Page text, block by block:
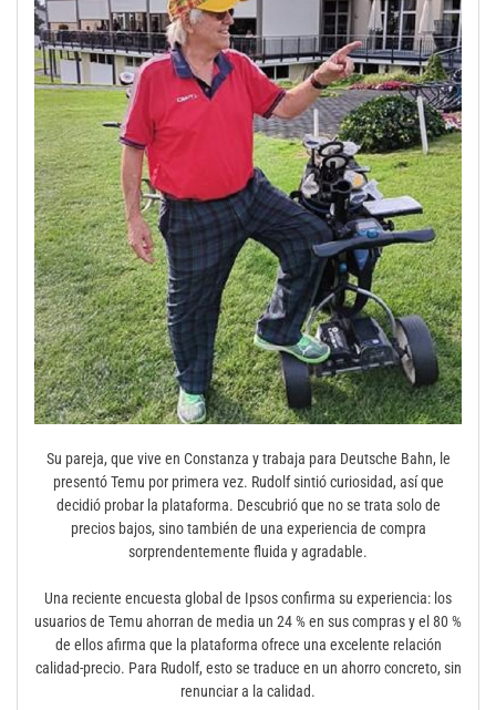
Su pareja, que vive en Constanza y trabaja para Deutsche Bahn, le
presentó Temu por primera vez. Rudolf sintió curiosidad, así que
decidió probar la plataforma. Descubrió que no se trata solo de
precios bajos, sino también de una experiencia de compra
sorprendentemente fluida y agradable.
Una reciente encuesta global de Ipsos confirma su experiencia: los
usuarios de Temu ahorran de media un 24 % en sus compras y el 80 %
de ellos afirma que la plataforma ofrece una excelente relación
calidad-precio. Para Rudolf, esto se traduce en un ahorro concreto, sin
renunciar a la calidad.